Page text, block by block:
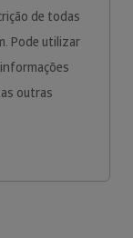
de todas
Pode utilizar
outras